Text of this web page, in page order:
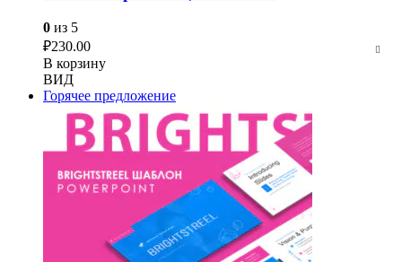
0 из 5
₽230.00
В корзину
ВИД
Горячее предложение